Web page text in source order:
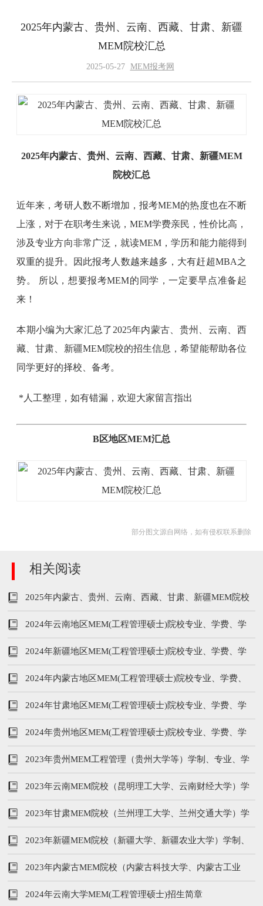
2025年内蒙古、贵州、云南、西藏、甘肃、新疆
MEM院校汇总
2025-05-27 MEM报考网
2025年内蒙古、贵州、云南、西藏、甘肃、新疆MEM
院校汇总
近年来，考研人数不断增加，报考MEM的热度也在不断
上涨，对于在职考生来说，MEM学费亲民，性价比高，
涉及专业方向非常广泛，就读MEM，学历和能力能得到
双重的提升。因此报考人数越来越多，大有赶超MBA之
势。 所以，想要报考MEM的同学，一定要早点准备起
来！
本期小编为大家汇总了2025年内蒙古、贵州、云南、西
藏、甘肃、新疆MEM院校的招生信息，希望能帮助各位
同学更好的择校、备考。
*人工整理，如有错漏，欢迎大家留言指出
B区地区MEM汇总
部分图文源自网络，如有侵权联系删除
相关阅读
2025年内蒙古、贵州、云南、西藏、甘肃、新疆MEM院校
汇总
2024年云南地区MEM(工程管理硕士)院校专业、学费、学
制信息汇总
2024年新疆地区MEM(工程管理硕士)院校专业、学费、学
制信息汇总
2024年内蒙古地区MEM(工程管理硕士)院校专业、学费、
学制信息汇总
2024年甘肃地区MEM(工程管理硕士)院校专业、学费、学
制信息汇总
2024年贵州地区MEM(工程管理硕士)院校专业、学费、学
制信息汇总
2023年贵州MEM工程管理（贵州大学等）学制、专业、学
费汇总
2023年云南MEM院校（昆明理工大学、云南财经大学）学
制、专业、学费
2023年甘肃MEM院校（兰州理工大学、兰州交通大学）学
制、专业、学费
2023年新疆MEM院校（新疆大学、新疆农业大学）学制、
专业、学费
2023年内蒙古MEM院校（内蒙古科技大学、内蒙古工业
等）学制、专业、学费
2024年云南大学MEM(工程管理硕士)招生简章